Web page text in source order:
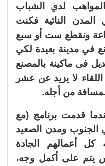
لدي الشباب
النائية فكنت
ونقطع ست أو سبع
في مدينة بعيدة لكي
فى ماكينة بالمصنع
لا يزيد عن عشر
من أجله.
قدمت برنامج (مع
الجنوب ومدن الصعيد
كل أعمالهم الجادة
يتم على أكمل وجه،